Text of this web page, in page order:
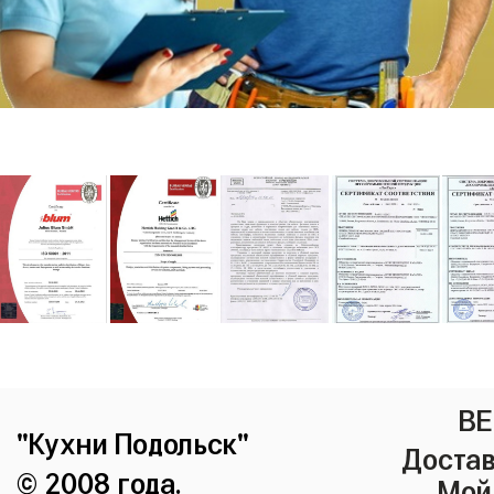
"Кухни Подольск"
© 2008 года.